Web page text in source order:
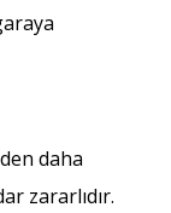
daha
zararlıdır.